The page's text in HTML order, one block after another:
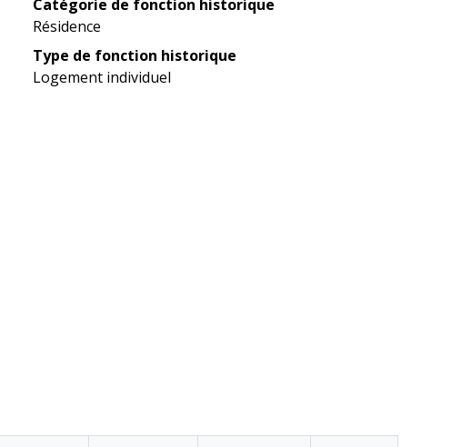
Catégorie de fonction historique
Résidence
Type de fonction historique
Logement individuel